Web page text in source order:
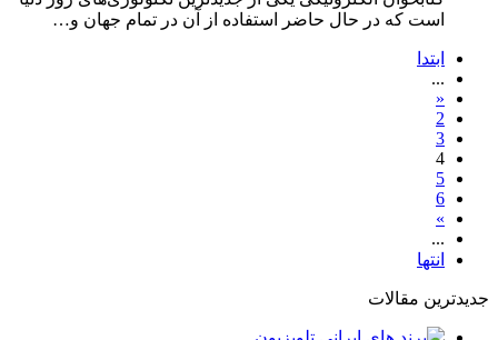
است که در حال حاضر استفاده از آن در تمام جهان و…
ابتدا
...
«
2
3
4
5
6
»
...
انتها
جدیدترین مقالات